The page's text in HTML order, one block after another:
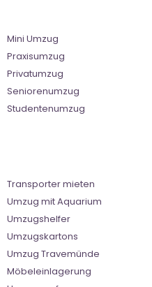
Mini Umzug
Praxisumzug
Privatumzug
Seniorenumzug
Studentenumzug
Transporter mieten
Umzug mit Aquarium
Umzugshelfer
Umzugskartons
Umzug Travemünde
Möbeleinlagerung